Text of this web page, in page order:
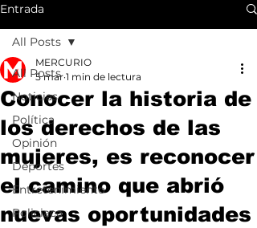
Entrada
All Posts
Noticias
Política
Opinión
Deportes
Entretenimiento
Policiaca
All Posts
Conocer la historia de
los derechos de las
mujeres, es reconocer
el camino que abrió
nuevas oportunidades
MERCURIO
5 mar 1 min de lectura